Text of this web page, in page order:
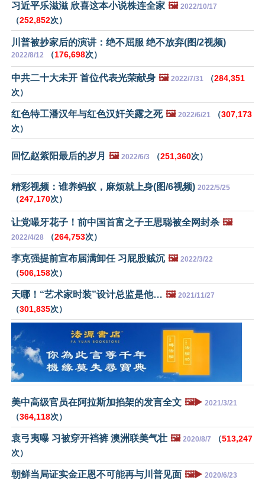
习近平乐滋滋 欣喜这本小说株连全家 🖼️ 2022/10/17
（252,852次）
川普被抄家后的演讲：绝不屈服 绝不放弃(图/2视频)
2022/8/12 （176,698次）
中共二十大未开 首位代表光荣献身 🖼️ 2022/7/31 （284,351
次）
红色特工潘汉年与红色汉奸关露之死 🖼️ 2022/6/21 （307,173
次）
回忆赵紫阳最后的岁月 🖼️ 2022/6/3 （251,360次）
精彩视频：谁养蚂蚁，麻烦就上身(图/6视频) 2022/5/25
（247,170次）
让党嘬牙花子！前中国首富之子王思聪被全网封杀 🖼️
2022/4/28 （264,753次）
李克强提前宣布届满卸任 习屁股贼沉 🖼️ 2022/3/22
（506,158次）
天哪！“艺术家时装”设计总监是他… 🖼️ 2021/11/27
（301,835次）
美中高级官员在阿拉斯加掐架的发言全文 🖼️▶️ 2021/3/21
（364,118次）
袁弓夷曝 习被穿开裆裤 澳洲联美气壮 🖼️ 2020/8/7 （513,247
次）
朝鲜当局证实金正恩不可能再与川普见面 🖼️▶️ 2020/6/23